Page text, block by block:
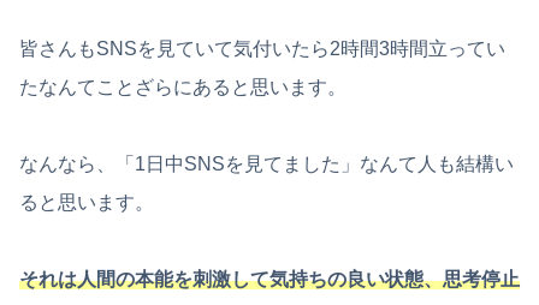
皆さんもSNSを見ていて気付いたら2時間3時間立ってい
たなんてことざらにあると思います。
なんなら、「1日中SNSを見てました」なんて人も結構い
ると思います。
それは人間の本能を刺激して気持ちの良い状態、思考停止